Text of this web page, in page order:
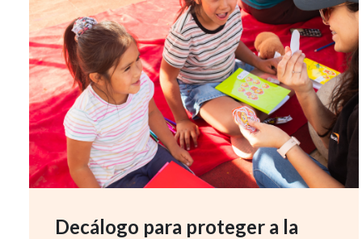
Decálogo para proteger a la